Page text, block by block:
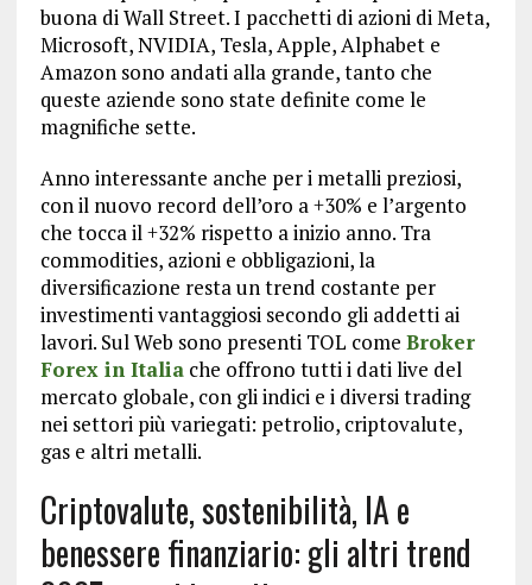
buona di Wall Street. I pacchetti di azioni di Meta,
Microsoft, NVIDIA, Tesla, Apple, Alphabet e
Amazon sono andati alla grande, tanto che
queste aziende sono state definite come le
magnifiche sette.
Anno interessante anche per i metalli preziosi,
con il nuovo record dell’oro a +30% e l’argento
che tocca il +32% rispetto a inizio anno. Tra
commodities, azioni e obbligazioni, la
diversificazione resta un trend costante per
investimenti vantaggiosi secondo gli addetti ai
lavori. Sul Web sono presenti TOL come Broker
Forex in Italiache offrono tutti i dati live del
mercato globale, con gli indici e i diversi trading
nei settori più variegati: petrolio, criptovalute,
gas e altri metalli.
Criptovalute, sostenibilità, IA e
benessere finanziario: gli altri trend